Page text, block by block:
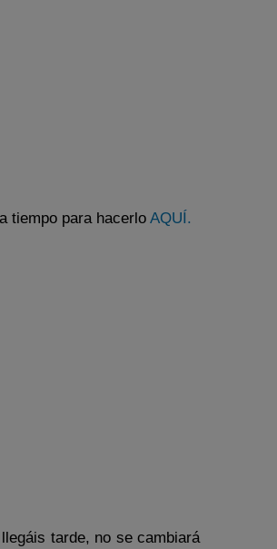
tiempo para hacerlo AQUÍ.
tarde, no se cambiará